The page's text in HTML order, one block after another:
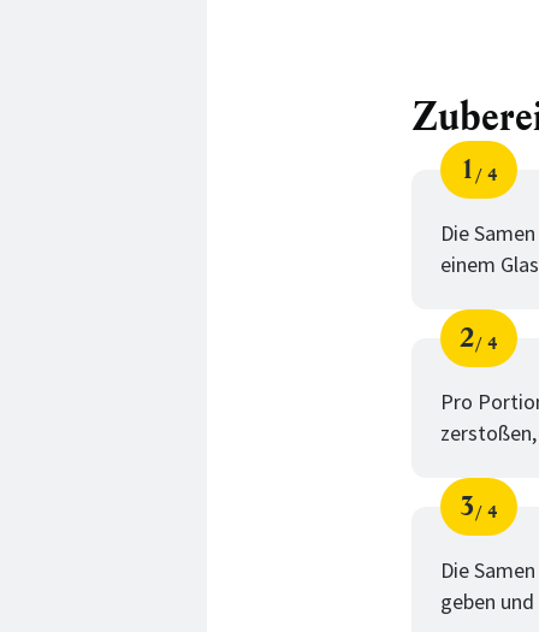
Schritt
1
von
4
Die
einem
Schritt
2
von
4
Pro
Schritt
3
von
4
Die
geben